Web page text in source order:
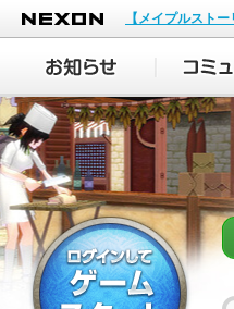
NEXON
【メイプルスト